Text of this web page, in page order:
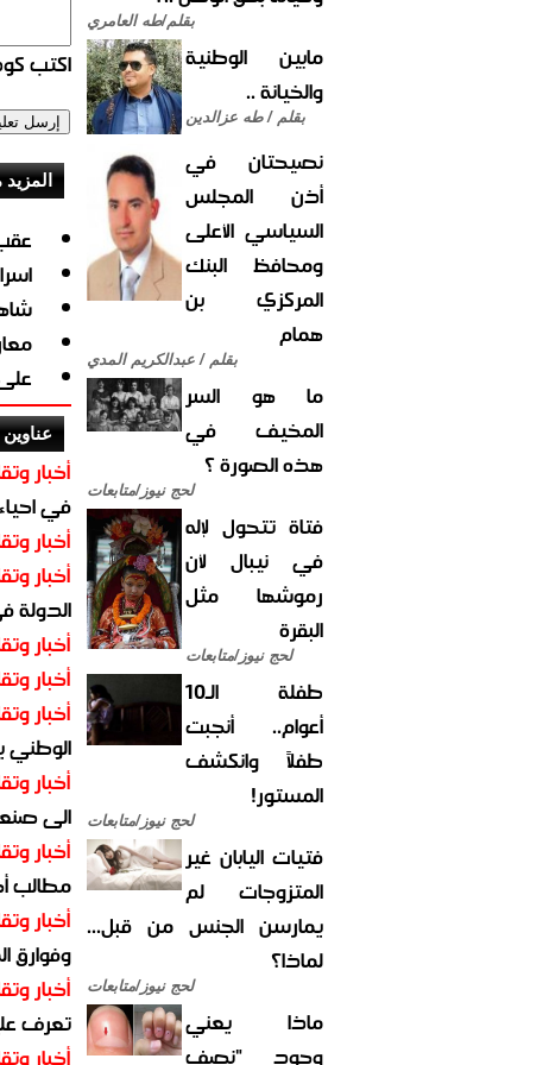
بقلم/طه العامري
مابين الوطنية
والخيانة ..
بقلم / طه عزالدين
نصيحتان في
أذن المجلس
السياسي الأعلى
ومحافظ البنك
المركزي بن
همام
بقلم / عبدالكريم المدي
ما هو السر
المخيف في
هذه الصورة ؟
لحج نيوز/متابعات
فتاة تتحول لإله
في نيبال لأن
رموشها مثل
البقرة
لحج نيوز/متابعات
طفلة الـ10
أعوام.. أنجبت
طفلاً وانكشف
المستور!
لحج نيوز/متابعات
فتيات اليابان غير
المتزوجات لم
يمارسن الجنس من قبل...
لماذا؟
لحج نيوز/متابعات
ماذا يعني
وجود "نصف
اكتب
أخبار
في
أخبار
أخبار
الدولة
أخبار
أخبار
أخبار
الوطني
أخبار
الى
أخبار
مطالب
أخبار
أخبار
تعرف
أخبار